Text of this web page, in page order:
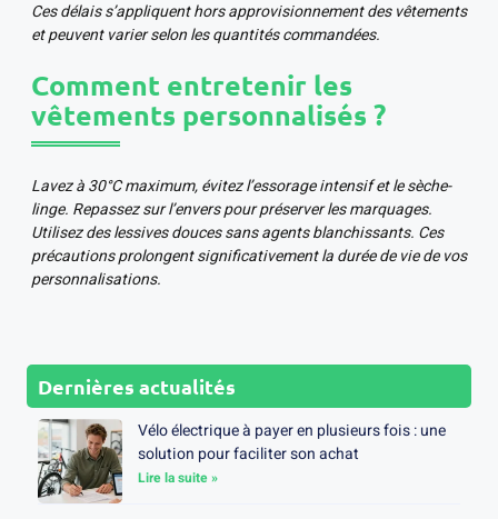
Ces délais s’appliquent hors approvisionnement des vêtements
et peuvent varier selon les quantités commandées.
Comment entretenir les
vêtements personnalisés ?
Lavez à 30°C maximum, évitez l’essorage intensif et le sèche-
linge. Repassez sur l’envers pour préserver les marquages.
Utilisez des lessives douces sans agents blanchissants. Ces
précautions prolongent significativement la durée de vie de vos
personnalisations.
Dernières actualités
Vélo électrique à payer en plusieurs fois : une
solution pour faciliter son achat
Lire la suite »